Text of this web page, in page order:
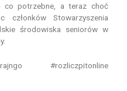
co potrzebne, a teraz choć
członków Stowarzyszenia
środowiska seniorów w
#rozliczpitonline